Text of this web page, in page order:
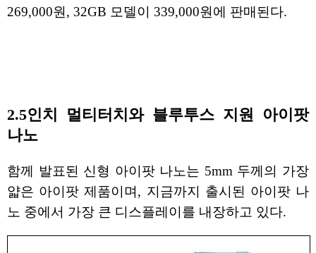
269,000원, 32GB 모델이 339,000원에 판매된다.
2.5인치 멀티터치와 블루투스 지원 아이팟
나노
함께 발표된 신형 아이팟 나노는 5mm 두께의 가장
얇은 아이팟 제품이며, 지금까지 출시된 아이팟 나
노 중에서 가장 큰 디스플레이를 내장하고 있다.